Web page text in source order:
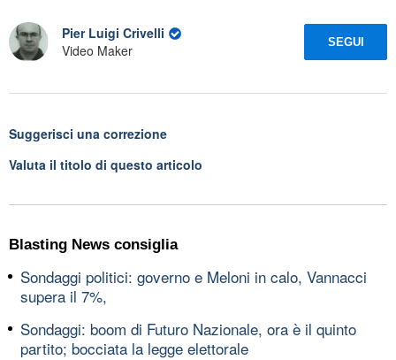
Pier Luigi Crivelli
Video Maker
SEGUI
Suggerisci una correzione
Valuta il titolo di questo articolo
Blasting News consiglia
Sondaggi politici: governo e Meloni in calo, Vannacci
supera il 7%,
Sondaggi: boom di Futuro Nazionale, ora è il quinto
partito; bocciata la legge elettorale